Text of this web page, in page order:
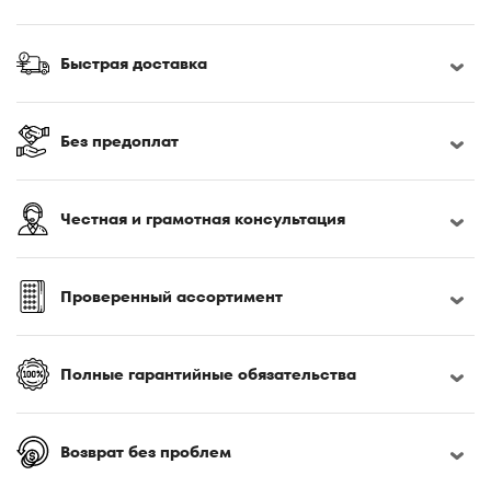
170x200
180x190
180x195
180x210
180x220
185x200
190x200
200x200
200x210
200x220
Быстрая доставка
Без предоплат
Честная и грамотная консультация
Проверенный ассортимент
Полные гарантийные обязательства
Возврат без проблем